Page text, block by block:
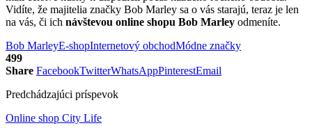
Vidíte, že majitelia značky Bob Marley sa o vás starajú, teraz je len
na vás, či ich návštevou online shopu Bob Marley odmeníte.
Bob MarleyE-shopInternetový obchodMódne značky
499
Share FacebookTwitterWhatsAppPinterestEmail
Predchádzajúci príspevok
Online shop City Life